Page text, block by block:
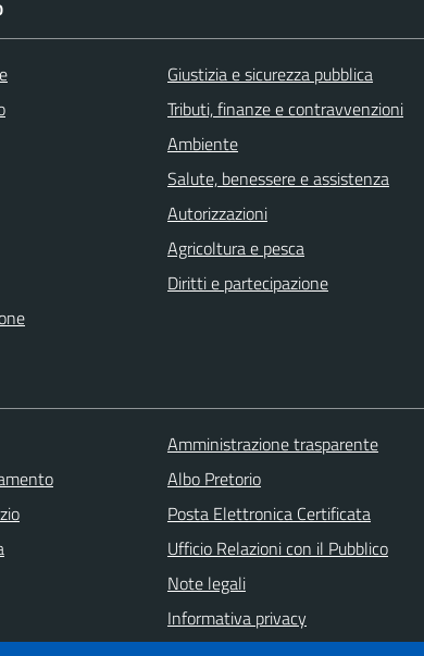
Giustizia e sicurezza pubblica
Tributi, finanze e contravvenzioni
Ambiente
Salute, benessere e assistenza
Autorizzazioni
Agricoltura e pesca
Diritti e partecipazione
Amministrazione trasparente
Albo Pretorio
Posta Elettronica Certificata
Ufficio Relazioni con il Pubblico
Note legali
Informativa privacy